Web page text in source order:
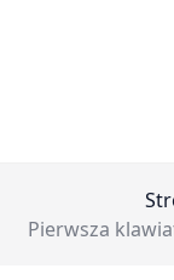
Pierwsza